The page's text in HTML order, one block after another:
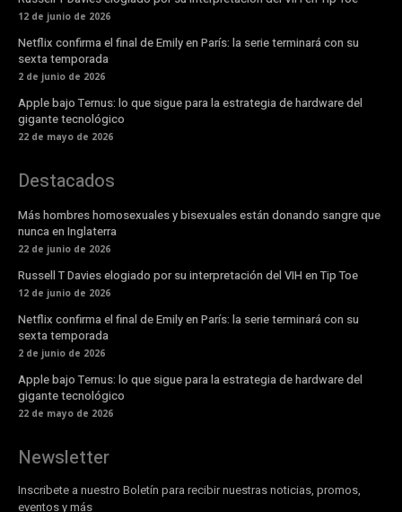
12 de junio de 2026
Netflix confirma el final de Emily en París: la serie terminará con su
sexta temporada
2 de junio de 2026
Apple bajo Ternus: lo que sigue para la estrategia de hardware del
gigante tecnológico
22 de mayo de 2026
Destacados
Más hombres homosexuales y bisexuales están donando sangre que
nunca en Inglaterra
22 de junio de 2026
Russell T Davies elogiado por su interpretación del VIH en Tip Toe
12 de junio de 2026
Netflix confirma el final de Emily en París: la serie terminará con su
sexta temporada
2 de junio de 2026
Apple bajo Ternus: lo que sigue para la estrategia de hardware del
gigante tecnológico
22 de mayo de 2026
Newsletter
Inscribete a nuestro Boletín para recibir nuestras noticias, promos,
eventos y más